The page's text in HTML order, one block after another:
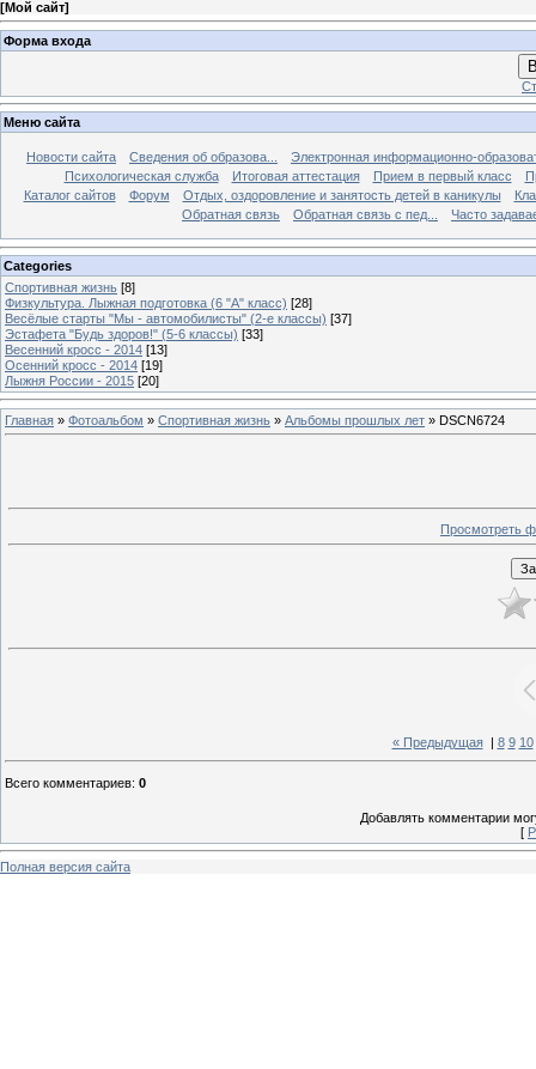
[Мой сайт]
Форма входа
Меню сайта
Новости сайта Сведения об образова...
Электронная информационно-
Психологическая служба
Итоговая аттестация Прием в первый класс
Каталог сайтов
Форум Отдых, оздоровление и занятость детей в каникулы
Обратная связь
Обратная связь с пед... Часто
Categories
Спортивная жизнь [8]
Физкультура. Лыжная подготовка (6 "А" класс) [28]
Весёлые старты "Мы - автомобилисты" (2-е классы) [37]
Эстафета "Будь здоров!" (5-6 классы) [33]
Весенний кросс - 2014 [13]
Осенний кросс - 2014 [19]
Лыжня России - 2015 [20]
Главная » Фотоальбом » Спортивная жизнь » Альбомы прошлых лет » DSCN6724
Просмотреть
« Предыдущая| 8 9 10
Всего комментариев: 0
Добавлять комментарии
[
Полная версия сайта